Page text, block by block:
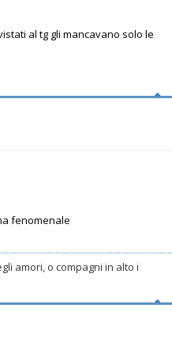
al tg gli mancavano solo le
fenomenale
amori, o compagni in alto i